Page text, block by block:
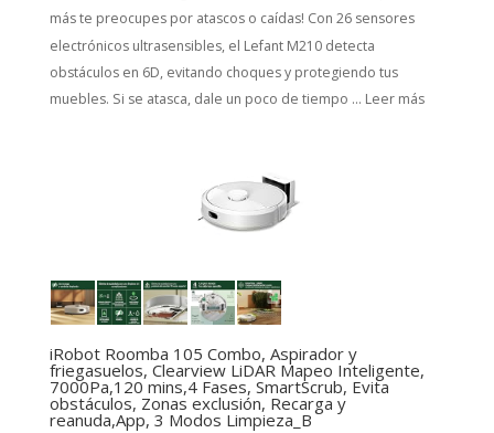
más te preocupes por atascos o caídas! Con 26 sensores
electrónicos ultrasensibles, el Lefant M210 detecta
obstáculos en 6D, evitando choques y protegiendo tus
muebles. Si se atasca, dale un poco de tiempo ... Leer más
iRobot Roomba 105 Combo, Aspirador y
friegasuelos, Clearview LiDAR Mapeo Inteligente,
7000Pa,120 mins,4 Fases, SmartScrub, Evita
obstáculos, Zonas exclusión, Recarga y
reanuda,App, 3 Modos Limpieza_B